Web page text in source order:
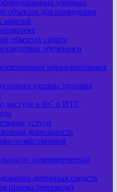
учебных
объектах для проведения
занятий
спорта
обучения и
образовательных
охраны здоровья
к ИС и ИТС
услуги
деятельность
хозяйственной
некоммерческой
денежных средств
приема (перевода)